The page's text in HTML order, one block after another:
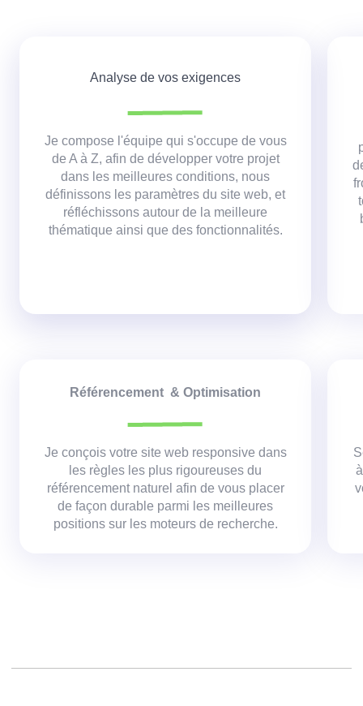
Analyse de vos exigences
Je compose l'équipe qui s'occupe de vous
de A à Z, afin de développer votre projet
dans les meilleures conditions, nous
définissons les paramètres du site web, et
réfléchissons autour de la meilleure
thématique ainsi que des fonctionnalités.
Référencement & Optimisation
Je conçois votre site web responsive dans
les règles les plus rigoureuses du
référencement naturel afin de vous placer
de façon durable parmi les meilleures
positions sur les moteurs de recherche.